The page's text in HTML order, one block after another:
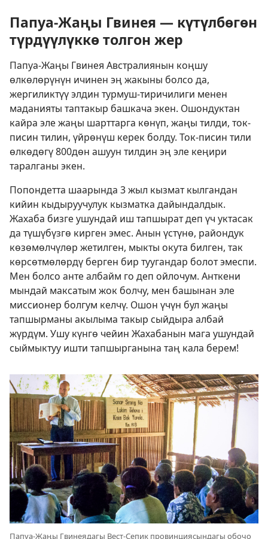
Папуа-Жаңы Гвинея — күтүлбөгөн
түрдүүлүккө толгон жер
Папуа-Жаңы Гвинея Австралиянын коңшу
өлкөлөрүнүн ичинен эң жакыны болсо да,
жергиликтүү элдин турмуш-тиричилиги менен
маданияты таптакыр башкача экен. Ошондуктан
кайра эле жаңы шарттарга көнүп, жаңы тилди, ток-
писин тилин, үйрөнүш керек болду. Ток-писин тили
өлкөдөгү 800дөн ашуун тилдин эң эле кеңири
таралганы экен.
Попондетта шаарында 3 жыл кызмат кылгандан
кийин кыдыруучулук кызматка дайындалдык.
Жахаба бизге ушундай иш тапшырат деп үч уктасак
да түшүбүзгө кирген эмес. Анын үстүнө, райондук
көзөмөлчүлөр жетилген, мыкты окута билген, так
көрсөтмөлөрдү берген бир туугандар болот эмеспи.
Мен болсо анте албайм го деп ойлочум. Анткени
мындай максатым жок болчу, мен башынан эле
миссионер болгум келчү. Ошон үчүн бул жаңы
тапшырманы акылыма такыр сыйдыра албай
жүрдүм. Ушу күнгө чейин Жахабанын мага ушундай
сыймыктуу ишти тапшырганына таң кала берем!
Папуа-Жаңы Гвинеядагы Вест-Сепик провинциясындагы обочо